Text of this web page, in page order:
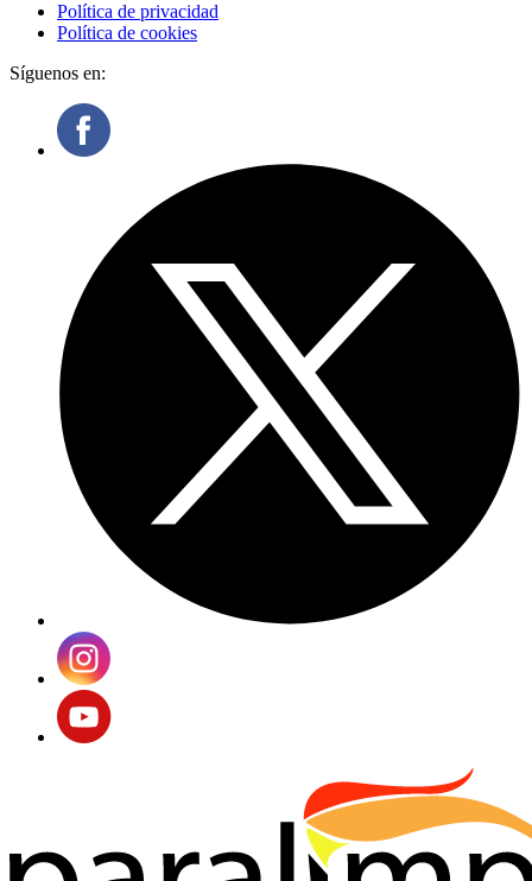
Política de privacidad
Política de cookies
Síguenos en: